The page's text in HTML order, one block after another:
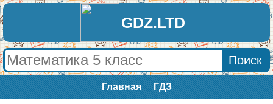
GDZ.LTD
Главная ГДЗ